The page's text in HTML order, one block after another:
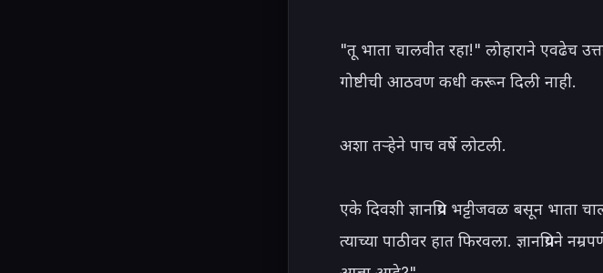
"तू भाता चालवीत रहा!" लोहाराने एवढेच उत्तर
गोष्टीची आठवण कधी करून दिली नाही.
अशा तऱ्हेने पाच वर्षे लोटली.
एके दिवशी ज्ञानप्रिय भट्टीजवळ बसून भाता
त्याच्या पाठीवर हात फिरवला. ज्ञानप्रियने